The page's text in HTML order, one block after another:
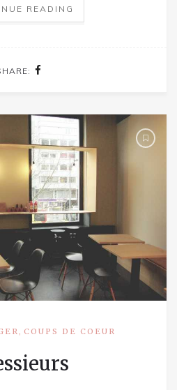
READING
, COUPS DE COEUR